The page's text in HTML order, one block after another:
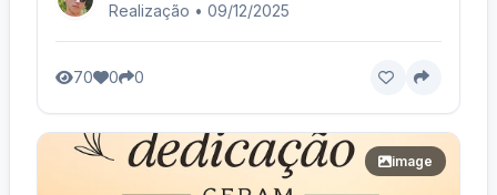
Realização • 09/12/2025
70 0 0
image